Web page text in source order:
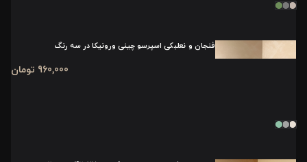
فنجان و نعلبکی اسپرسو چینی ورونیکا در سه رنگ
960٬000 تومان